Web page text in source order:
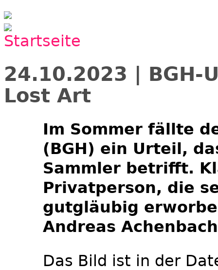
24.10.2023 |
Lost Art
Im Sommer fällte
(BGH) ein Urteil,
Sammler betrifft.
Privatperson, die
gutgläubig
Andreas
Das Bild ist in der